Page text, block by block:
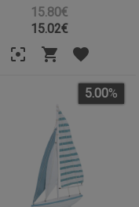
15.80€
15.02€
5.00%